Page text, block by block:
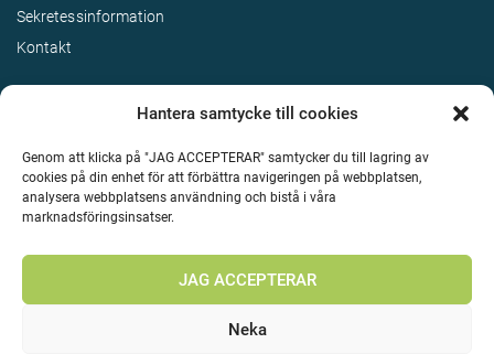
Hantera samtycke till cookies
Genom att klicka på "JAG ACCEPTERAR" samtycker du till lagring av
cookies på din enhet för att förbättra navigeringen på webbplatsen,
analysera webbplatsens användning och bistå i våra
marknadsföringsinsatser.
JAG ACCEPTERAR
Neka
Sekretessinformation
Kontakt
Upphovsrätt 2026 Enjoy Travel Alla rättigheter reserverade